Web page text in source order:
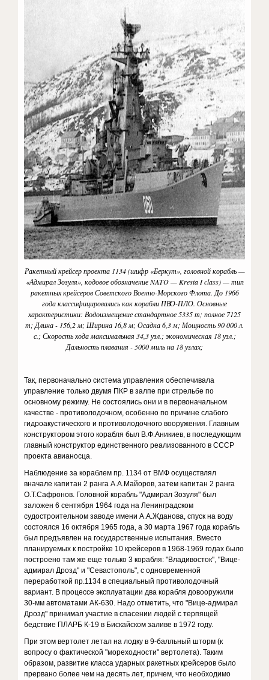
Ракетный крейсер проекта 1134 (шифр «Беркут», головной корабль —
«Адмирал Зозуля», кодовое обозначение NATO — Kresta I class) — тип
ракетных крейсеров Советского Военно-Морского Флота. До 1966
года классифицировались как корабли ПВО-ПЛО. Основные
характеристики: Водоизмещение стандартное 5335 т; полное 7125
т; Длина - 156,2 м; Ширина 16,8 м; Осадка 6,3 м; Мощность 90 000 л.
с.; Скорость хода максимальная 34,3 узл.; экономическая 18 узл.;
Дальность плавания - 5000 миль на 18 узлах;
Так, первоначально система управления обеспечивала
управление только двумя ПКР в залпе при стрельбе по
основному режиму. Не состоялись они и в первоначальном
качестве - противолодочном, особенно по причине слабого
гидроакустического и противолодочного вооружения. Главным
конструктором этого корабля был В.Ф.Аникиев, в последующим
главный конструктор единственного реализованного в СССР
проекта авианосца.
Наблюдение за кораблем пр. 1134 от ВМФ осуществлял
вначале капитан 2 ранга А.А.Майоров, затем капитан 2 ранга
О.Т.Сафронов. Головной корабль "Адмирал Зозуля" был
заложен 6 сентября 1964 года на Ленинградском
судостроительном заводе имени А.А.Жданова, спуск на воду
состоялся 16 октября 1965 года, а 30 марта 1967 года корабль
был предъявлен на государственные испытания. Вместо
планируемых к постройке 10 крейсеров в 1968-1969 годах было
построено там же еще только 3 корабля: "Владивосток", "Вице-
адмирал Дрозд" и "Севастополь", с одновременной
переработкой пр.1134 в специальный противолодочный
вариант. В процессе эксплуатации два корабля довооружили
30-мм автоматами АК-630. Надо отметить, что "Вице-адмирал
Дрозд" принимал участие в спасении людей с терпящей
бедствие ПЛАРБ К-19 в Бискайском заливе в 1972 году.
При этом вертолет летал на лодку в 9-балльный шторм (к
вопросу о фактической "мореходности" вертолета). Таким
образом, развитие класса ударных ракетных крейсеров было
прервано более чем на десять лет, причем, что необходимо